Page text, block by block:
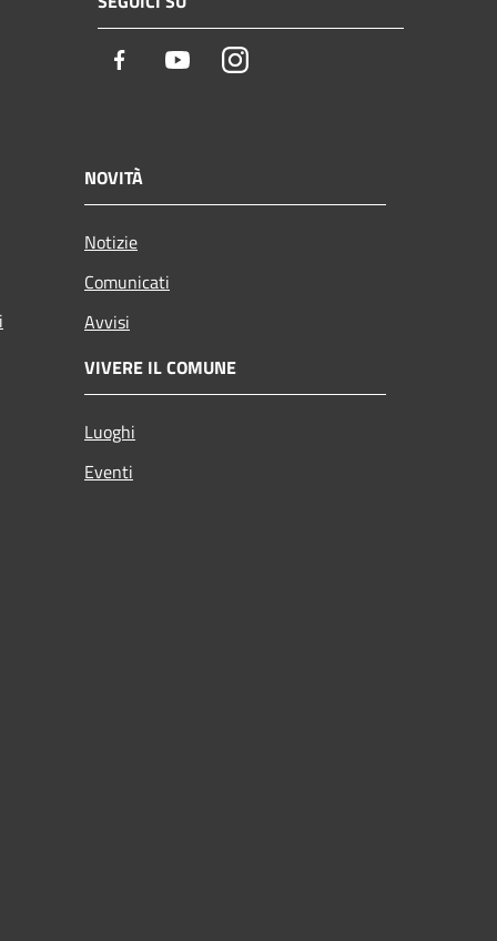
Facebook YoutubeInstagram
NOVITÀ
Notizie
Comunicati
Avvisi
VIVERE IL COMUNE
Luoghi
Eventi